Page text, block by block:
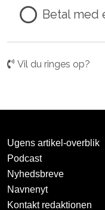
Betal med
Vil du ringes op?
Ugens artikel-overblik
Podcast
Nyhedsbreve
Navnenyt
Kontakt redaktionen